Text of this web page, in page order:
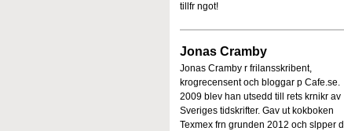
tillfr ngot!
Jonas Cramby
Jonas Cramby r frilansskribent,
krogrecensent och bloggar p Cafe.se.
2009 blev han utsedd till rets krnikr av
Sveriges tidskrifter. Gav ut kokboken
Texmex frn grunden 2012 och slpper